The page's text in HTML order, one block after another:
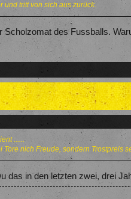
und tritt von sich aus zurück.
Scholzomat des Fussballs.
......
nich Freude, sondern Trostpreis
das in den letzten zwei, drei